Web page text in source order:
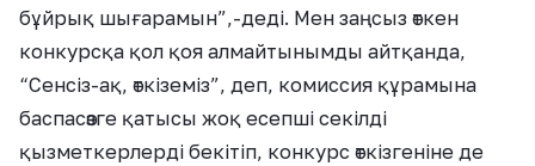
бұйрық шығарамын”,-деді. Мен заңсыз өткен
конкурсқа қол қоя алмайтынымды айтқанда,
“Сенсіз-ақ, өткіземіз”, деп, комиссия құрамына
баспасөзге қатысы жоқ есепші секілді
қызметкерлерді бекітіп, конкурс өткізгеніне де